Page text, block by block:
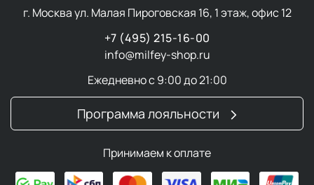
г. Москва ул. Малая Пироговская 16, 1 этаж, офис 12
+7 (495) 215-16-00
info@milfey-shop.ru
Ежедневно с 9:00 до 21:00
Программа лояльности
Принимаем к оплате